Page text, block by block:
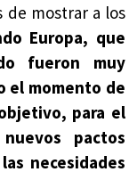
de mostrar a los
Europa, que
fueron muy
el momento de
para el
pactos
necesidades